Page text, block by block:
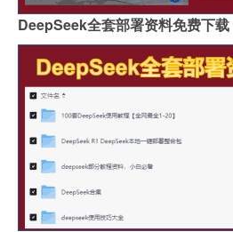
DeepSeek全套部署资料免费下载